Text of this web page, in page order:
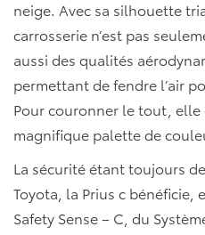
neige. Avec sa silhouette
carrosserie n’est pas
aussi des qualités
permettant de fendre l’air
Pour couronner le tout,
magnifique palette de
La sécurité étant toujours
Toyota, la Prius c bénéficie,
Safety Sense – C, du